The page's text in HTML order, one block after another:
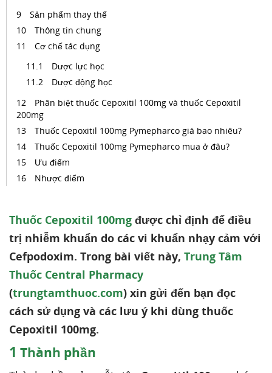
Sản phẩm thay thế
Thông tin chung
Cơ chế tác dụng
Dược lực học
Dược động học
Phân biệt thuốc Cepoxitil 100mg và thuốc Cepoxitil
200mg
Thuốc Cepoxitil 100mg Pymepharco giá bao nhiêu?
Thuốc Cepoxitil 100mg Pymepharco mua ở đâu?
Ưu điểm
Nhược điểm
Thuốc Cepoxitil 100mg được chỉ định để điều
trị nhiễm khuẩn do các vi khuẩn nhạy cảm với
Cefpodoxim. Trong bài viết này, Trung Tâm
Thuốc Central Pharmacy
(trungtamthuoc.com) xin gửi đến bạn đọc
cách sử dụng và các lưu ý khi dùng thuốc
Cepoxitil 100mg.
1 Thành phần